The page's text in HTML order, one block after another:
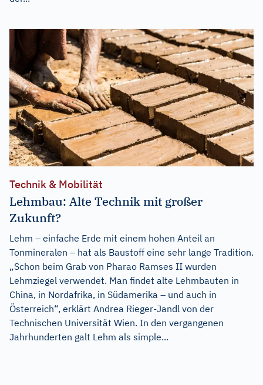
Technik & Mobilität
Lehmbau: Alte Technik mit großer
Zukunft?
Lehm – einfache Erde mit einem hohen Anteil an
Tonmineralen – hat als Baustoff eine sehr lange Tradition.
„Schon beim Grab von Pharao Ramses II wurden
Lehmziegel verwendet. Man findet alte Lehmbauten in
China, in Nordafrika, in Südamerika – und auch in
Österreich“, erklärt Andrea Rieger-Jandl von der
Technischen Universität Wien. In den vergangenen
Jahrhunderten galt Lehm als simple...